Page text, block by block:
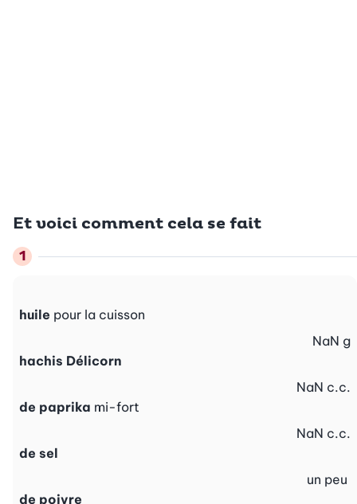
Et voici comment cela se fait
huile pour la cuisson
hachis Délicorn
NaN g
de paprika mi-fort
NaN c.c.
de sel
NaN c.c.
de poivre
un peu